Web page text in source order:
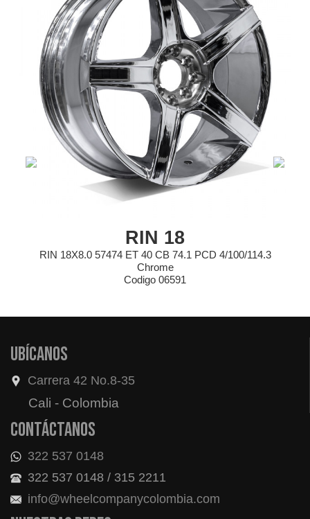
RIN 18
RIN 18X8.0 57474 ET 40 CB 74.1 PCD 4/100/114.3
Chrome
Codigo 06591
Ubícanos
Carrera 42 No.8-35
Cali - Colombia
Contáctanos
322 537 0148
322 537 0148 / 315 2211
info@wheelcompanycolombia.com